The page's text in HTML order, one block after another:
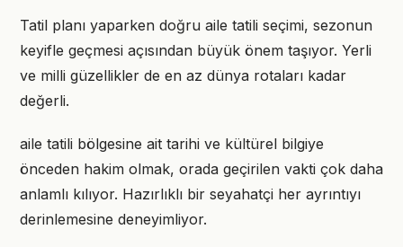
Tatil planı yaparken doğru aile tatili seçimi, sezonun
keyifle geçmesi açısından büyük önem taşıyor. Yerli
ve milli güzellikler de en az dünya rotaları kadar
değerli.
aile tatili bölgesine ait tarihi ve kültürel bilgiye
önceden hakim olmak, orada geçirilen vakti çok daha
anlamlı kılıyor. Hazırlıklı bir seyahatçi her ayrıntıyı
derinlemesine deneyimliyor.